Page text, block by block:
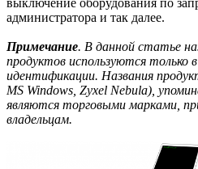
администратора и так далее.
Примечание. В данной статье
продуктов используются только
идентификации. Названия
MS Windows, Zyxel Nebula),
являются торговыми марками,
владельцам.